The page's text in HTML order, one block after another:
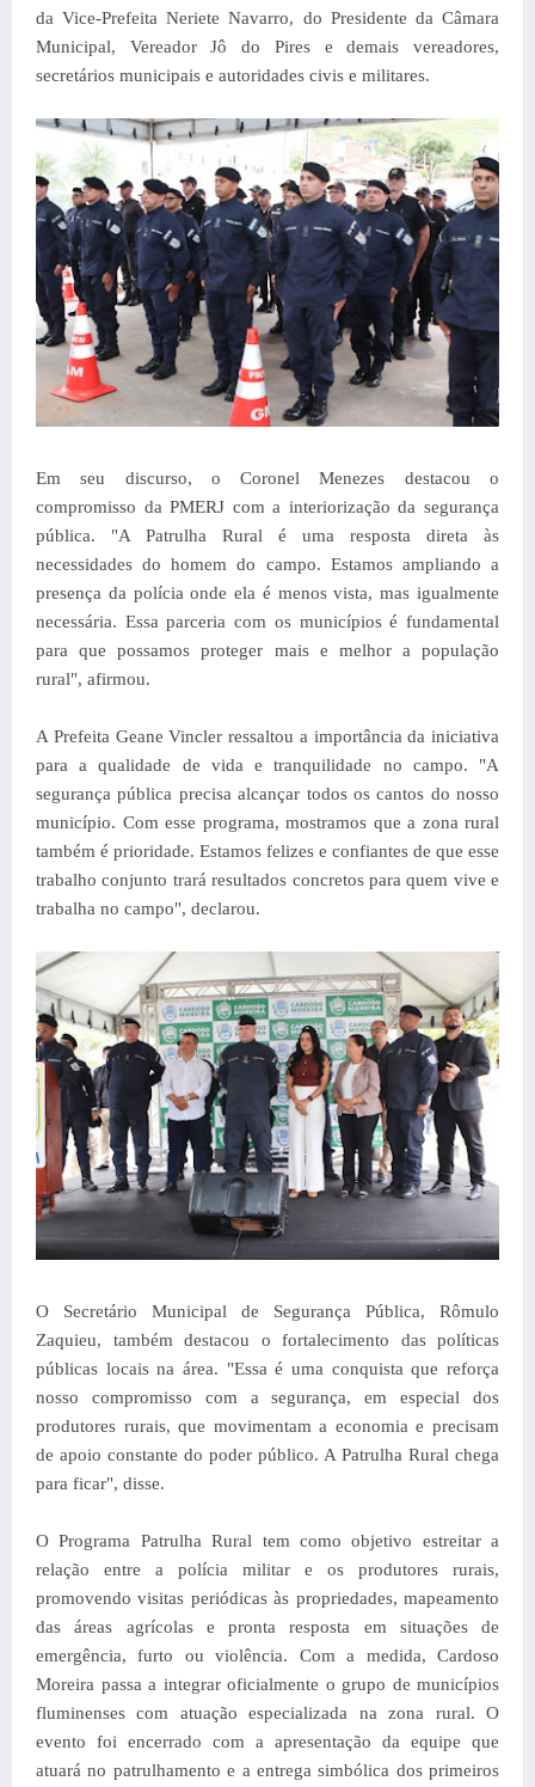
da Vice-Prefeita Neriete Navarro, do Presidente da Câmara
Municipal, Vereador Jô do Pires e demais vereadores,
secretários municipais e autoridades civis e militares.
Em seu discurso, o Coronel Menezes destacou o
compromisso da PMERJ com a interiorização da segurança
pública. "A Patrulha Rural é uma resposta direta às
necessidades do homem do campo. Estamos ampliando a
presença da polícia onde ela é menos vista, mas igualmente
necessária. Essa parceria com os municípios é fundamental
para que possamos proteger mais e melhor a população
rural", afirmou.
A Prefeita Geane Vincler ressaltou a importância da iniciativa
para a qualidade de vida e tranquilidade no campo. "A
segurança pública precisa alcançar todos os cantos do nosso
município. Com esse programa, mostramos que a zona rural
também é prioridade. Estamos felizes e confiantes de que esse
trabalho conjunto trará resultados concretos para quem vive e
trabalha no campo", declarou.
O Secretário Municipal de Segurança Pública, Rômulo
Zaquieu, também destacou o fortalecimento das políticas
públicas locais na área. "Essa é uma conquista que reforça
nosso compromisso com a segurança, em especial dos
produtores rurais, que movimentam a economia e precisam
de apoio constante do poder público. A Patrulha Rural chega
para ficar", disse.
O Programa Patrulha Rural tem como objetivo estreitar a
relação entre a polícia militar e os produtores rurais,
promovendo visitas periódicas às propriedades, mapeamento
das áreas agrícolas e pronta resposta em situações de
emergência, furto ou violência. Com a medida, Cardoso
Moreira passa a integrar oficialmente o grupo de municípios
fluminenses com atuação especializada na zona rural. O
evento foi encerrado com a apresentação da equipe que
atuará no patrulhamento e a entrega simbólica dos primeiros